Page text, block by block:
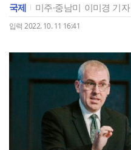
국제 미주·중남미 이미경 기자
입력 2022. 10. 11 16:41